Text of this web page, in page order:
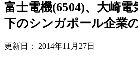
富士電機(6504)、大崎電
下のシンガポール企業
更新日： 2014年11月27日